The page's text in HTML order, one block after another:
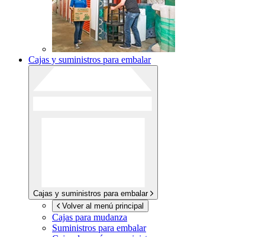
Cajas y suministros para embalar
Cajas y suministros para embalar
Volver al menú principal
Cajas para mudanza
Suministros para embalar